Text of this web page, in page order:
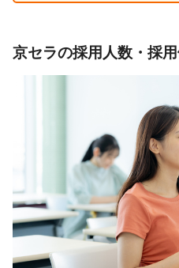
京セラの採用人数・採